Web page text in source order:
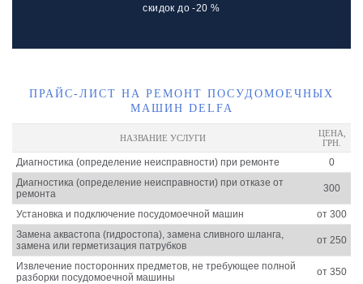
скидок до -20 %
ПРАЙС-ЛИСТ НА РЕМОНТ ПОСУДОМОЕЧНЫХ
МАШИН DELFA
НАЗВАНИЕ УСЛУГИ
ЦЕНА,
ГРН.
Диагностика (определение неисправности) при ремонте
0
Диагностика (определение неисправности) при отказе от
ремонта
300
Установка и подключение посудомоечной машин
от 300
Замена аквастопа (гидростопа), замена сливного шланга,
замена или герметизация патрубков
от 250
Извлечение посторонних предметов, не требующее полной
разборки посудомоечной машины
от 350